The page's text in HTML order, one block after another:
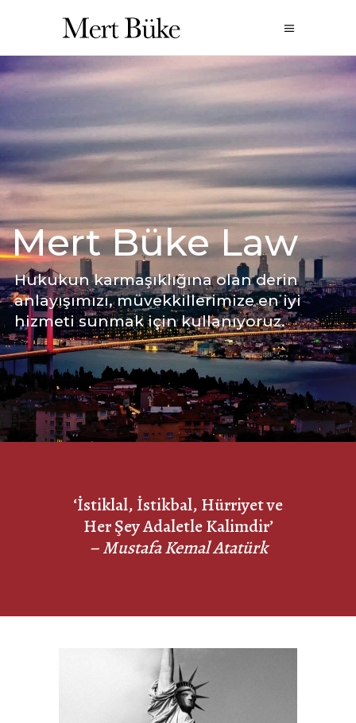
Mert Büke Law
Hukukun karmaşıklığına olan derin
anlayışımızı, müvekkillerimize en iyi
hizmeti sunmak için kullanıyoruz.
‘İstiklal, İstikbal, Hürriyet ve
Her Şey Adaletle Kalimdir’
– Mustafa Kemal Atatürk